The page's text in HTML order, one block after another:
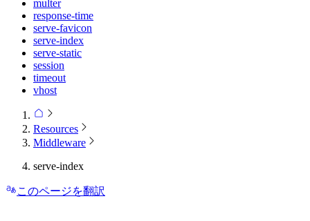
multer
response-time
serve-favicon
serve-index
serve-static
session
timeout
vhost
Resources
Middleware
serve-index
このページを翻訳